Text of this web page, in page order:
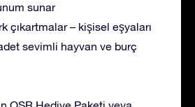
sunar
çıkartmalar – kişisel eşyaları
sevimli hayvan ve burç